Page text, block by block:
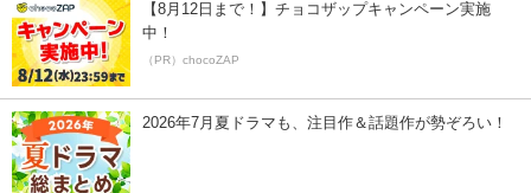
【8月12日まで！】チョコザップキャンペーン実施
中！
（PR）chocoZAP
2026年7月夏ドラマも、注目作＆話題作が勢ぞろい！